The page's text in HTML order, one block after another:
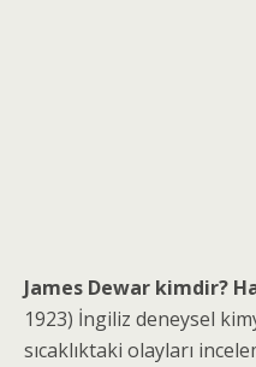
James Dewar kimdir?
1923) İngiliz deneysel
sıcaklıktaki olayları